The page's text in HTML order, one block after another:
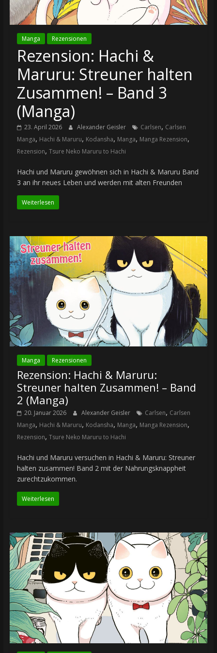
Manga Rezensionen
Rezension: Hachi &
Maruru: Streuner halten
Zusammen! – Band 3
(Manga)
23. April 2026 Alexander Geisler Carlsen, Carlsen
Manga, Hachi & Maruru, Kodansha, Manga, Manga Rezension,
Rezension, Tsure Neko Maruru to Hachi
Hachi und Maruru gewöhnen sich in Hachi & Maruru Band
3 an ihr neues Leben und werden mit alten Freunden
Weiterlesen
Manga Rezensionen
Rezension: Hachi & Maruru:
Streuner halten Zusammen! – Band
2 (Manga)
20. Januar 2026 Alexander Geisler Carlsen, Carlsen
Manga, Hachi & Maruru, Kodansha, Manga, Manga Rezension,
Rezension, Tsure Neko Maruru to Hachi
Hachi und Maruru versuchen in Hachi & Maruru: Streuner
halten zusammen! Band 2 mit der Nahrungsknappheit
zurechtzukommen.
Weiterlesen